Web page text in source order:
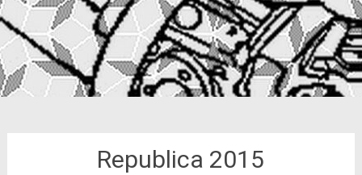
Republica 2015